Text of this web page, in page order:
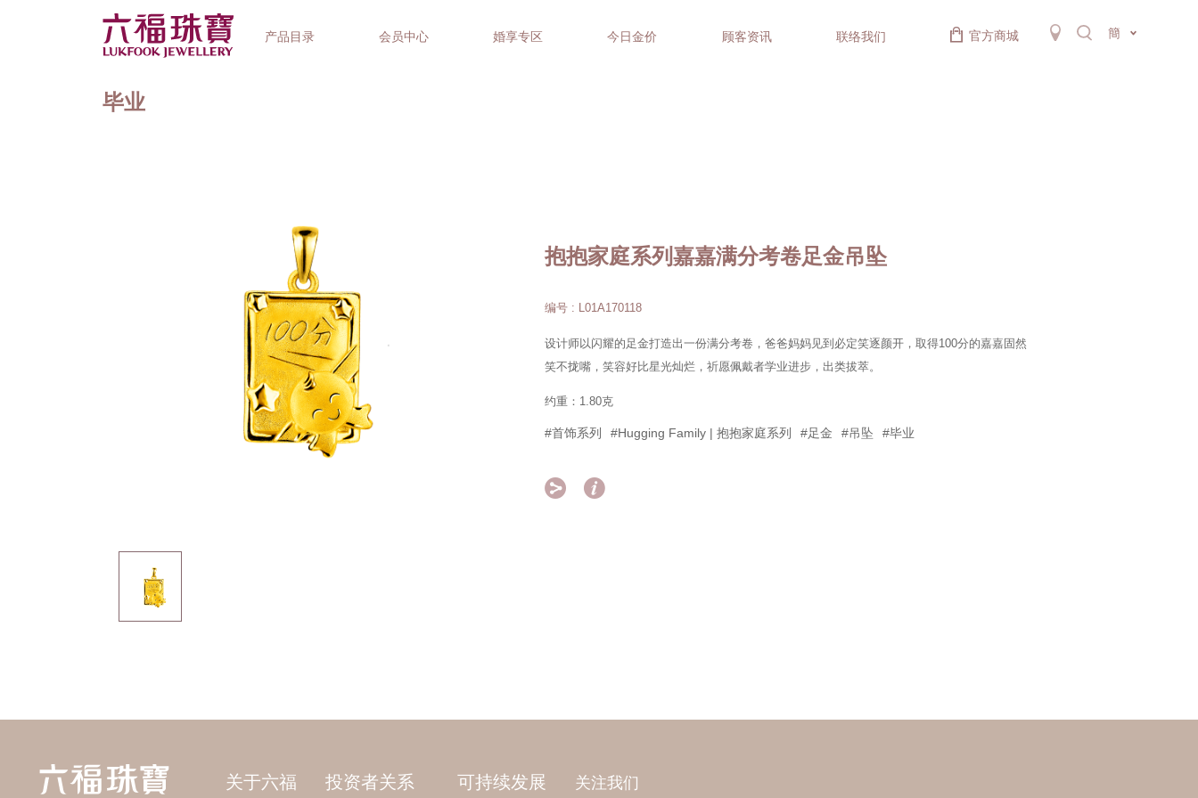
产品目录 会员中心 婚享专区 今日金价 顾客资讯 联络我们 官方商城 簡
毕业
抱抱家庭系列嘉嘉满分考卷足金吊坠
编号 : L01A170118
设计师以闪耀的足金打造出一份满分考卷，爸爸妈妈见到必定笑逐颜开，取得100分的嘉嘉固然
笑不拢嘴，笑容好比星光灿烂，祈愿佩戴者学业进步，出类拔萃。
约重：1.80克
#首饰系列 #Hugging Family | 抱抱家庭系列 #足金 #吊坠 #毕业
 
关于六福 投资者关系 可持续发展 关注我们